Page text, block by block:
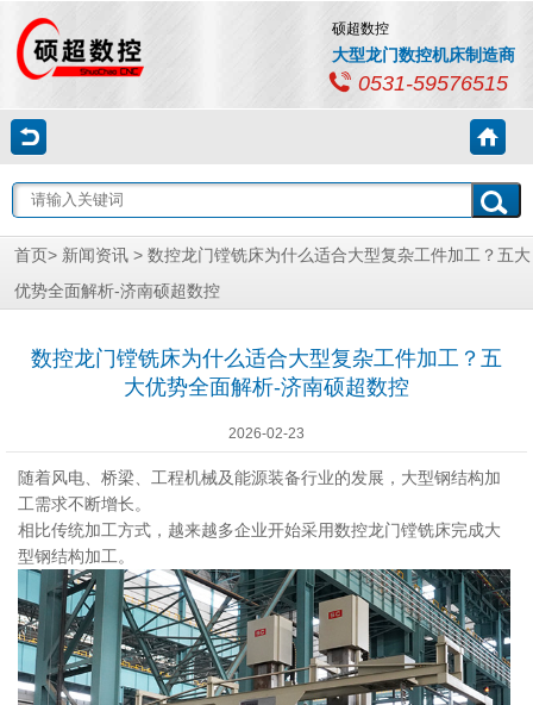
硕超数控
大型龙门数控机床制造商
0531-59576515
首页> 新闻资讯 > 数控龙门镗铣床为什么适合大型复杂工件加工？五大
优势全面解析-济南硕超数控
数控龙门镗铣床为什么适合大型复杂工件加工？五
大优势全面解析-济南硕超数控
2026-02-23
随着风电、桥梁、工程机械及能源装备行业的发展，大型钢结构加
工需求不断增长。
相比传统加工方式，越来越多企业开始采用数控龙门镗铣床完成大
型钢结构加工。